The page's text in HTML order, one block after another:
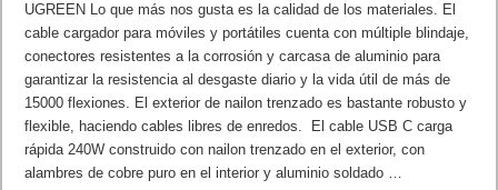
UGREEN Lo que más nos gusta es la calidad de los materiales. El
cable cargador para móviles y portátiles cuenta con múltiple blindaje,
conectores resistentes a la corrosión y carcasa de aluminio para
garantizar la resistencia al desgaste diario y la vida útil de más de
15000 flexiones. El exterior de nailon trenzado es bastante robusto y
flexible, haciendo cables libres de enredos. El cable USB C carga
rápida 240W construido con nailon trenzado en el exterior, con
alambres de cobre puro en el interior y aluminio soldado …